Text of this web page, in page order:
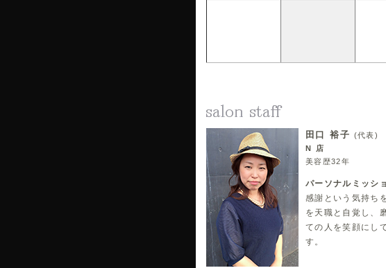
田口 裕子 (代表)
N 店
美容歴32年
パーソナルミッシ
感謝という気持ち
を天職と自覚し、
ての人を笑顔にし
す。